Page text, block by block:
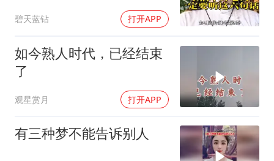
碧天蓝钻 打开APP
如今熟人时代，已经结束
了
观星赏月 打开APP
有三种梦不能告诉别人